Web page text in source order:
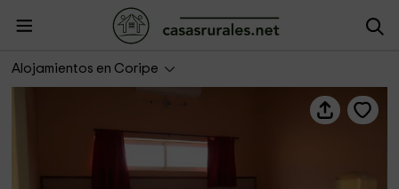
Alojamientos en Coripe